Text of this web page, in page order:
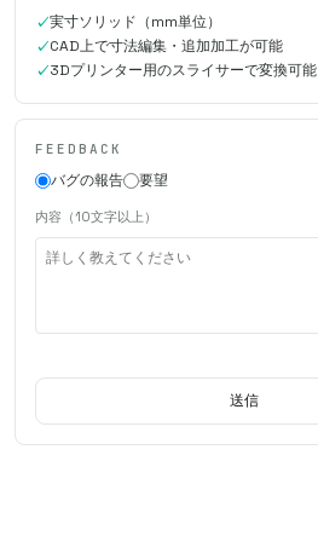
実寸ソリッド（mm単位）
CAD上で寸法編集・追加加工が可能
3Dプリンター用のスライサーで変換可能
FEEDBACK
バグの報告 要望
内容（10文字以上）
送信